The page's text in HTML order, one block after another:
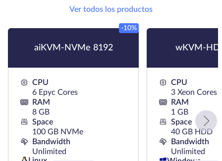
Ver todos los productos
aiKVM-NVMe 8192
-10%
CPU
6 Epyc Cores
RAM
8 GB
Space
100 GB NVMe
Bandwidth
Unlimited
wKVM-
CPU
3 Xeon Cores
RAM
1 GB
Space
40 GB HDD
Bandwidth
Unlimited